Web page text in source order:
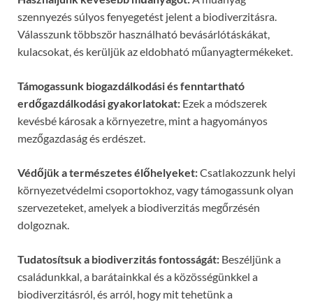
szennyezés súlyos fenyegetést jelent a biodiverzitásra.
Válasszunk többször használható bevásárlótáskákat,
kulacsokat, és kerüljük az eldobható műanyagtermékeket.
Támogassunk biogazdálkodási és fenntartható
erdőgazdálkodási gyakorlatokat: Ezek a módszerek
kevésbé károsak a környezetre, mint a hagyományos
mezőgazdaság és erdészet.
Védőjük a természetes élőhelyeket:Csatlakozzunk helyi
környezetvédelmi csoportokhoz, vagy támogassunk olyan
szervezeteket, amelyek a biodiverzitás megőrzésén
dolgoznak.
Tudatosítsuk a biodiverzitás fontosságát: Beszéljünk a
családunkkal, a barátainkkal és a közösségünkkel a
biodiverzitásról, és arról, hogy mit tehetünk a